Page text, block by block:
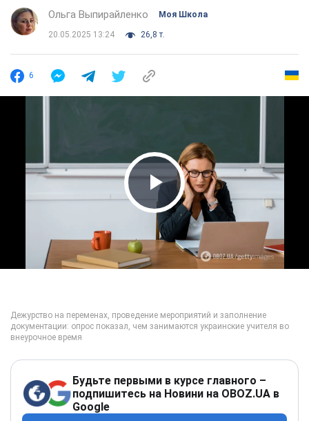
Ольга Выпирайленко Моя Школа
20.05.2025 13:24 26,8 т.
6
Play Video
Будьте первыми в курсе главного –
подпишитесь на Новини на OBOZ.UA в
Google